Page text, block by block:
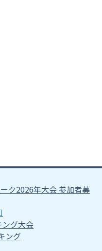
ク2026年大会 参加者募
グ大会
ング